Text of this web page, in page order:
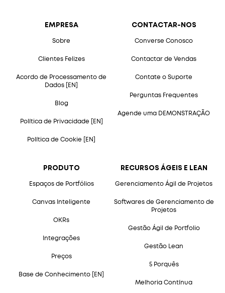
EMPRESA
Sobre
Clientes Felizes
Acordo de Processamento de
Dados [EN]
Blog
Política de Privacidade [EN]
Política de Cookie [EN]
PRODUTO
Espaços de Portfólios
Canvas Inteligente
OKRs
Integrações
Preços
Base de Conhecimento [EN]
RECURSOS ÁGEIS E LEAN
Gerenciamento Ágil de Projetos
Softwares de Gerenciamento de
Projetos
Gestão Ágil de Portfolio
Gestão Lean
5 Porquês
Melhoria Contínua
CONTACTAR-NOS
Converse Conosco
Contactar de Vendas
Contate o Suporte
Perguntas Frequentes
Agende uma DEMONSTRAÇÃO